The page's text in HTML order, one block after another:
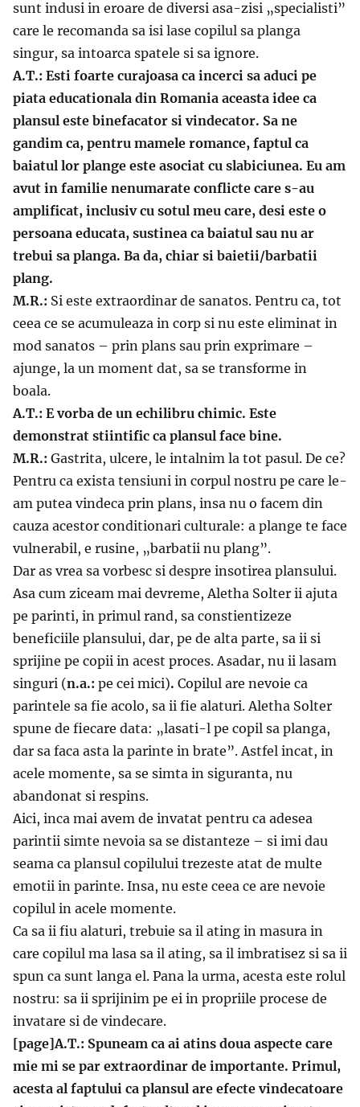
sunt indusi in eroare de diversi asa-zisi „specialisti”
care le recomanda sa isi lase copilul sa planga
singur, sa intoarca spatele si sa ignore.
A.T.: Esti foarte curajoasa ca incerci sa aduci pe
piata educationala din Romania aceasta idee ca
plansul este binefacator si vindecator. Sa ne
gandim ca, pentru mamele romance, faptul ca
baiatul lor plange este asociat cu slabiciunea. Eu am
avut in familie nenumarate conflicte care s-au
amplificat, inclusiv cu sotul meu care, desi este o
persoana educata, sustinea ca baiatul sau nu ar
trebui sa planga. Ba da, chiar si baietii/barbatii
plang.
M.R.: Si este extraordinar de sanatos. Pentru ca, tot
ceea ce se acumuleaza in corp si nu este eliminat in
mod sanatos – prin plans sau prin exprimare –
ajunge, la un moment dat, sa se transforme in
boala.
A.T.: E vorba de un echilibru chimic. Este
demonstrat stiintific ca plansul face bine.
M.R.: Gastrita, ulcere, le intalnim la tot pasul. De ce?
Pentru ca exista tensiuni in corpul nostru pe care le-
am putea vindeca prin plans, insa nu o facem din
cauza acestor conditionari culturale: a plange te face
vulnerabil, e rusine, „barbatii nu plang”.
Dar as vrea sa vorbesc si despre insotirea plansului.
Asa cum ziceam mai devreme, Aletha Solter ii ajuta
pe parinti, in primul rand, sa constientizeze
beneficiile plansului, dar, pe de alta parte, sa ii si
sprijine pe copii in acest proces. Asadar, nu ii lasam
singuri (n.a.: pe cei mici). Copilul are nevoie ca
parintele sa fie acolo, sa ii fie alaturi. Aletha Solter
spune de fiecare data: „lasati-l pe copil sa planga,
dar sa faca asta la parinte in brate”. Astfel incat, in
acele momente, sa se simta in siguranta, nu
abandonat si respins.
Aici, inca mai avem de invatat pentru ca adesea
parintii simte nevoia sa se distanteze – si imi dau
seama ca plansul copilului trezeste atat de multe
emotii in parinte. Insa, nu este ceea ce are nevoie
copilul in acele momente.
Ca sa ii fiu alaturi, trebuie sa il ating in masura in
care copilul ma lasa sa il ating, sa il imbratisez si sa ii
spun ca sunt langa el. Pana la urma, acesta este rolul
nostru: sa ii sprijinim pe ei in propriile procese de
invatare si de vindecare.
[page]A.T.: Spuneam ca ai atins doua aspecte care
mie mi se par extraordinar de importante. Primul,
acesta al faptului ca plansul are efecte vindecatoare